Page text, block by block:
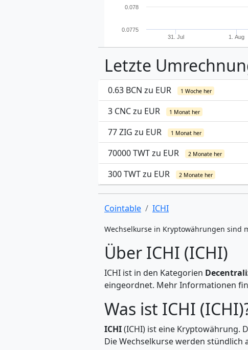
31. Jul 1. Aug
0.0775
0.078
Letzte
0.63 BCN zu EUR 1 Woche her
3 CNC zu EUR 1 Monat her
77 ZIG zu EUR 1 Monat her
70000 TWT zu EUR 2 Monate her
300 TWT zu EUR 2 Monate her
Cointable ICHI
Wechselkurse in Kryptowährungen sind
Über ICHI (ICHI)
ICHI ist in den Kategorien
eingeordnet. Mehr Informationen
Was ist ICHI
ICHI(ICHI) ist eine Kryptowährung.
Die Wechselkurse werden stündlich